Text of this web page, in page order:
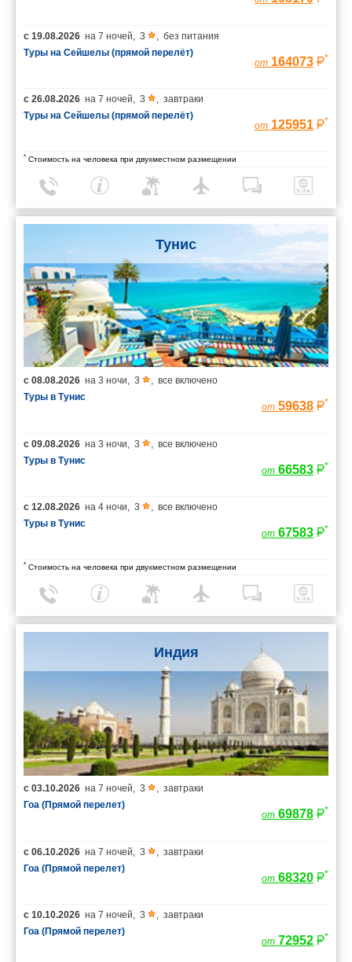
с 19.08.2026 на 7 ночей 3
без питания
Туры на Сейшелы (прямой перелёт)
от 164073 *
с 26.08.2026 на 7 ночей 3
завтраки
Туры на Сейшелы (прямой перелёт)
от 125951 *
* Стоимость на человека при двухместном размещении
Тунис
с 08.08.2026 на 3 ночи, 3 , все включено
Туры в Тунис
от 59638 *
с 09.08.2026 на 3 ночи, 3 , все включено
Туры в Тунис
от 66583 *
с 12.08.2026 на 4 ночи, 3 , все включено
Туры в Тунис
от 67583 *
* Стоимость на человека при двухместном размещении
Индия
с 03.10.2026 на 7 ночей, 3 , завтраки
Гоа (Прямой перелет)
от 69878 *
с 06.10.2026 на 7 ночей, 3 , завтраки
Гоа (Прямой перелет)
от 68320 *
с 10.10.2026 на 7 ночей, 3 , завтраки
Гоа (Прямой перелет)
от 72952 *